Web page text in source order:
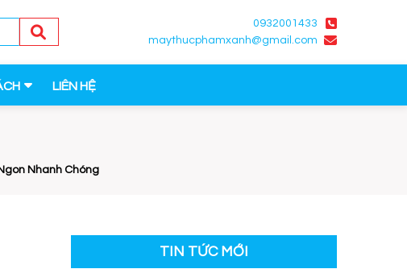
0932001433
maythucphamxanh@gmail.com
LIÊN HỆ
Nhanh Chóng
TIN TỨC MỚI